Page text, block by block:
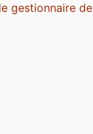
gestionnaire de